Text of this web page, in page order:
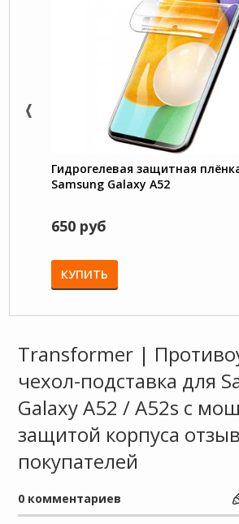
Гидрогелевая защитная
Samsung Galaxy A52
650 руб
КУПИТЬ
Transformer |
чехол-подставка для
Galaxy A52 / A52s с
защитой корпуса
покупателей
0 комментариев